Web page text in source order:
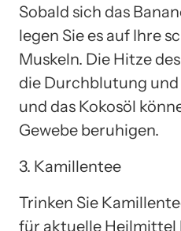
Sobald sich das
legen Sie es auf Ihre
Muskeln. Die Hitze
die Durchblutung
und das Kokosöl
Gewebe beruhigen.
3. Kamillentee
Trinken Sie
für aktuelle Heilmittel